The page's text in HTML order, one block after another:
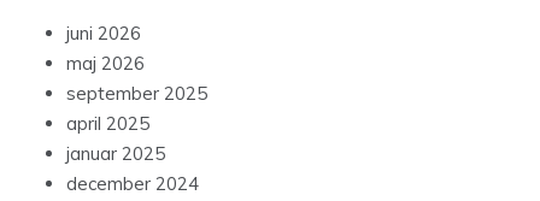
juni 2026
maj 2026
september 2025
april 2025
januar 2025
december 2024